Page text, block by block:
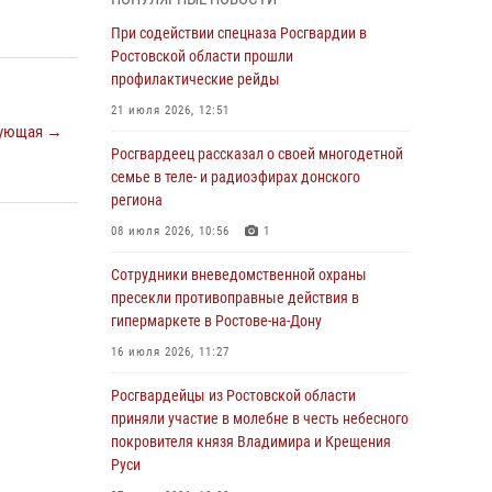
→
Росгвардейцы из Ростовской области
приняли участие в молебне в честь небесного
покровителя князя Владимира и Крещения
При содействии спецназа Росгвардии в
Ростовской области прошли
профилактические рейды
В Ростовской области экипаж
вневедомственной охраны задержал
17 июля 2026, 07:24
Сотрудники вневедомственной охраны
пресекли противоправные действия в
При содействии спецназа Росгвардии в
Ростовской области прошли
профилактические рейды
21 июля 2026, 12:51
Росгвардеец рассказал о своей многодетной
семье в теле- и радиоэфирах донского
региона
08 июля 2026, 10:56 1
Сотрудники вневедомственной охраны
пресекли противоправные действия в
гипермаркете в Ростове-на-Дону
16 июля 2026, 11:27
Росгвардейцы из Ростовской области
приняли участие в молебне в честь небесного
покровителя князя Владимира и Крещения
Руси